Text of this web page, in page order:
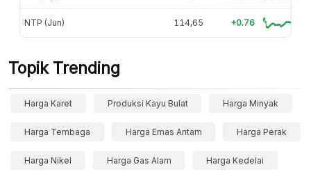
NTP (Jun) 114,65 +0.76
Topik Trending
Harga Karet Produksi Kayu Bulat Harga Minyak
Harga Tembaga Harga Emas Antam Harga Perak
Harga Nikel Harga Gas Alam Harga Kedelai